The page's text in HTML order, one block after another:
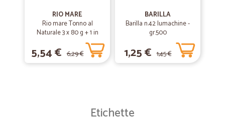
RIO MARE
Rio mare Tonno al
Naturale 3 x 80 g + 1 in
5,54 € 6,29 €
BARILLA
Barilla n.42 lumachine -
gr.500
1,25 € 1,45 €
Etichette